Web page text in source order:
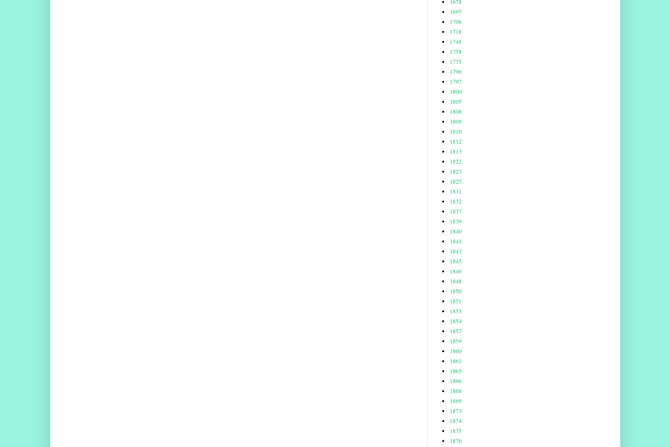
1697
1706
1718
1748
1758
1775
1796
1797
1800
1805
1808
1809
1810
1812
1813
1822
1823
1825
1831
1832
1837
1839
1840
1841
1843
1845
1846
1848
1850
1851
1853
1854
1857
1859
1860
1861
1865
1866
1868
1869
1873
1874
1875
1876